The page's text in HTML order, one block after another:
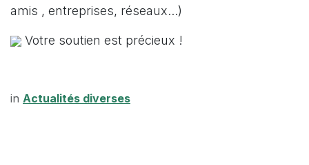
amis , entreprises, réseaux...)
Votre soutien est précieux !
in Actualités diverses